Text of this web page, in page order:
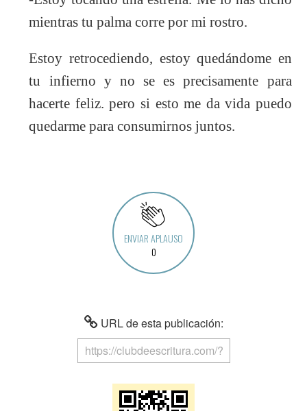
mientras tu palma corre por mi rostro.
Estoy retrocediendo, estoy quedándome en
tu infierno y no se es precisamente para
hacerte feliz. pero si esto me da vida puedo
quedarme para consumirnos juntos.
ENVIAR APLAUSO
0
URL de esta publicación: